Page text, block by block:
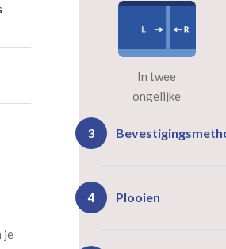
je
In twee
ongelijke
3
4 Plooien